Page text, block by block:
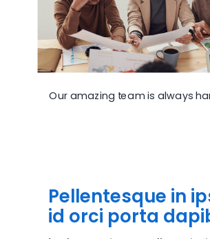
Our amazing team is always
Pellentesque in
id orci porta